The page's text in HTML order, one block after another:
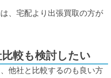
、宅配より出張買取の方が
較も検討したい
他社と比較するのも良い方